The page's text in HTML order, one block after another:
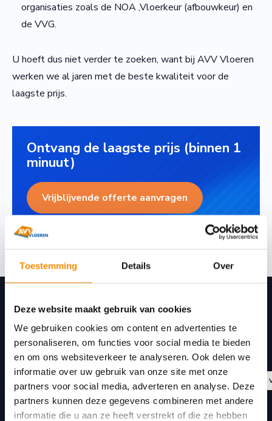
Toestemming Details Over
Deze website maakt gebruik van cookies
We gebruiken cookies om content en advertenties te
personaliseren, om functies voor social media te bieden
en om ons websiteverkeer te analyseren. Ook delen we
informatie over uw gebruik van onze site met onze
partners voor social media, adverteren en analyse. Deze
partners kunnen deze gegevens combineren met andere
informatie die u aan ze heeft verstrekt of die ze hebben
organisaties zoals de NOA ,Vloerkeur (afbouwkeur) en
de VVG.
U hoeft dus niet verder te zoeken, want bij AVV Vloeren
werken we al jaren met de beste kwaliteit voor de
laagste prijs.
Ontvang de laagste prijs (binnen 1
minuut)
Vrijblijvende offerte aanvragen
Gerealiseerde projecten
Anhydriet